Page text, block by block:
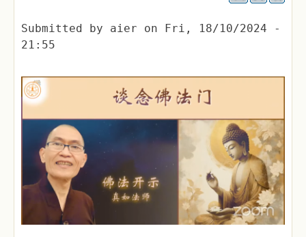
Submitted by aier on Fri, 18/10/2024 -
21:55